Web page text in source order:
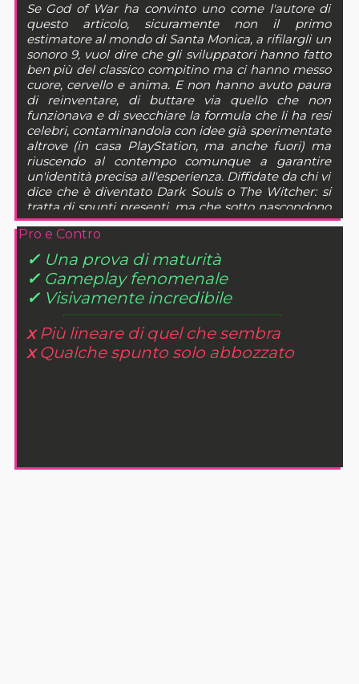
Se God of War ha convinto uno come l'autore di
questo articolo, sicuramente non il primo
estimatore al mondo di Santa Monica, a rifilargli un
sonoro 9, vuol dire che gli sviluppatori hanno fatto
ben più del classico compitino ma ci hanno messo
cuore, cervello e anima. E non hanno avuto paura
di reinventare, di buttare via quello che non
funzionava e di svecchiare la formula che li ha resi
celebri, contaminandola con idee già sperimentate
altrove (in casa PlayStation, ma anche fuori) ma
riuscendo al contempo comunque a garantire
un'identità precisa all'esperienza. Diffidate da chi vi
dice che è diventato Dark Souls o The Witcher: si
tratta di spunti presenti, ma che sotto nascondono
comunque un paio di intuizioni originali che
funzionano alla grande. E una solidità tecnica
incredibile, che ben si accompagna ad un
gameplay mai così divertente.
Pro e Contro
✓ Una prova di maturità
✓ Gameplay fenomenale
✓ Visivamente incredibile
xPiù lineare di quel che sembra
xQualche spunto solo abbozzato